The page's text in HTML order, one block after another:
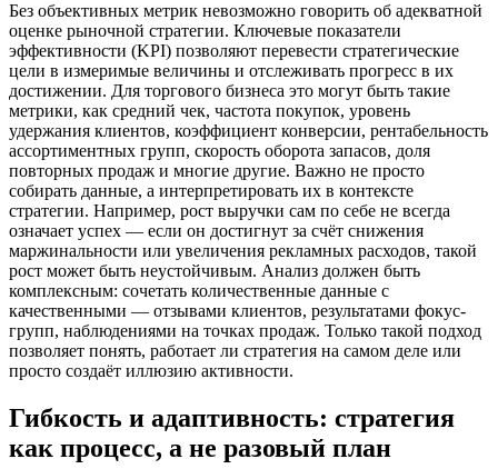
Без объективных метрик невозможно говорить об адекватной
оценке рыночной стратегии. Ключевые показатели
эффективности (KPI) позволяют перевести стратегические
цели в измеримые величины и отслеживать прогресс в их
достижении. Для торгового бизнеса это могут быть такие
метрики, как средний чек, частота покупок, уровень
удержания клиентов, коэффициент конверсии, рентабельность
ассортиментных групп, скорость оборота запасов, доля
повторных продаж и многие другие. Важно не просто
собирать данные, а интерпретировать их в контексте
стратегии. Например, рост выручки сам по себе не всегда
означает успех — если он достигнут за счёт снижения
маржинальности или увеличения рекламных расходов, такой
рост может быть неустойчивым. Анализ должен быть
комплексным: сочетать количественные данные с
качественными — отзывами клиентов, результатами фокус-
групп, наблюдениями на точках продаж. Только такой подход
позволяет понять, работает ли стратегия на самом деле или
просто создаёт иллюзию активности.
Гибкость и адаптивность: стратегия
как процесс, а не разовый план